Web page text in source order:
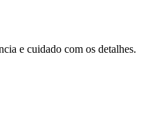
e cuidado com os detalhes.